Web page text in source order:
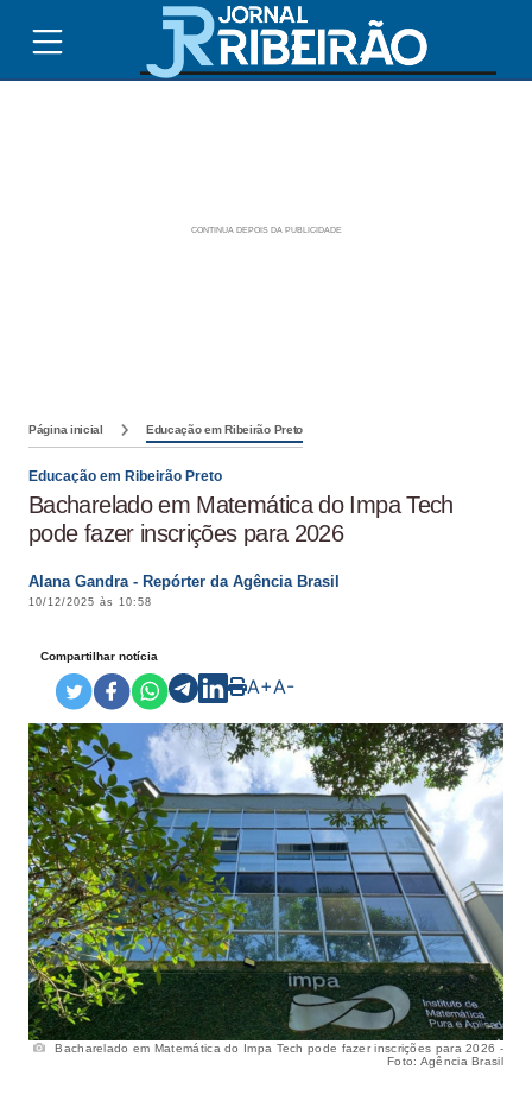
Página inicial Educação em Ribeirão Preto
Educação em Ribeirão Preto
Bacharelado em Matemática do Impa Tech
pode fazer inscrições para 2026
Alana Gandra - Repórter da Agência Brasil
10/12/2025 às 10:58
Compartilhar notícia
A+A-
Bacharelado em Matemática do Impa Tech pode fazer inscrições para 2026 -
Foto: Agência Brasil